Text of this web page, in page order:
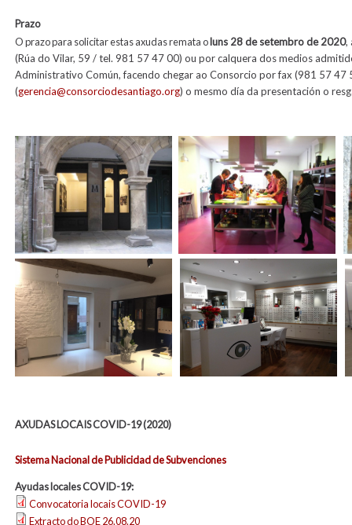
Prazo
O prazo para solicitar estas axudas remata oluns 28 de setembro de 2020,
(Rúa do Vilar, 59 / tel. 981 57 47 00) ou por calquera dos medios
Administrativo Común, facendo chegar ao Consorcio por fax (981 57
(gerencia@consorciodesantiago.org) o mesmo día da presentación o
AXUDAS LOCAIS COVID-19 (2020)
Sistema Nacional de Publicidad de Subvenciones
Ayudas locales COVID-19:
Convocatoria locais COVID-19
Extracto do BOE 26.08.20